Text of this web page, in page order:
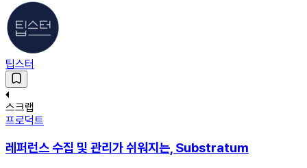
팁스터
스크랩
프로덕트
레퍼런스 수집 및 관리가 쉬워지는, Substratum